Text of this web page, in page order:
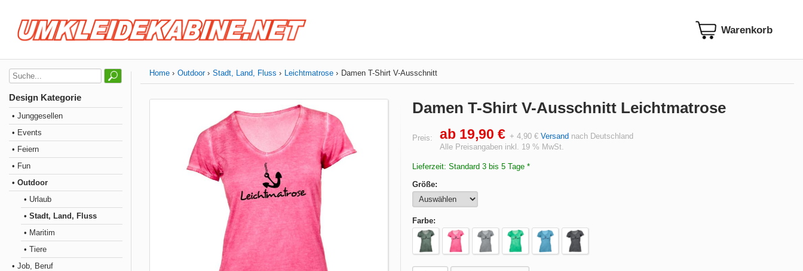
Design Kategorie
• Junggesellen
• Events
• Feiern
• Fun
• Outdoor
• Urlaub
• Stadt, Land, Fluss
• Maritim
• Tiere
• Job, Beruf
Home Outdoor Stadt, Land, Fluss Leichtmatrose Damen T-Shirt V-Ausschnitt
Damen T-Shirt V-Ausschnitt Leichtmatrose
Preis: ab 19,90 € + 4,90 € Versand nach Deutschland
Alle Preisangaben inkl. 19 % MwSt.
Lieferzeit: Standard 3 bis 5 Tage *
Größe:
Farbe: